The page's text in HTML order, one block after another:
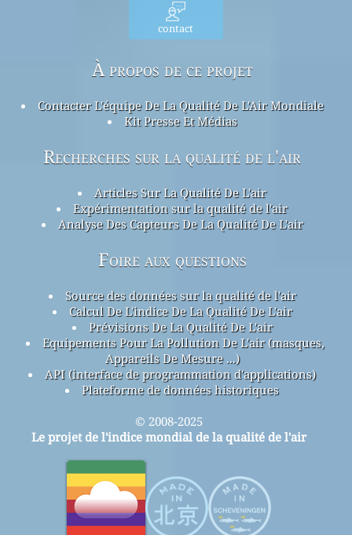
contact
À propos de ce projet
Contacter L'équipe De La Qualité De L'Air Mondiale
Kit Presse Et Médias
Recherches sur la qualité de l'air
Articles Sur La Qualité De L'air
Expérimentation sur la qualité de l'air
Analyse Des Capteurs De La Qualité De L'air
Foire aux questions
Source des données sur la qualité de l'air
Calcul De L'indice De La Qualité De L'air
Prévisions De La Qualité De L'air
Equipements Pour La Pollution De L'air (masques,
Appareils De Mesure ...)
API (interface de programmation d'applications)
Plateforme de données historiques
© 2008-2025
Le projet de l'indice mondial de la qualité de l'air